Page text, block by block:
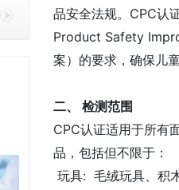
品安全法规。CPC认
Product Safety
案）的要求，确保儿
二、 检测范围
CPC认证适用于所有
品，包括但不限于：
玩具: 毛绒玩具、积